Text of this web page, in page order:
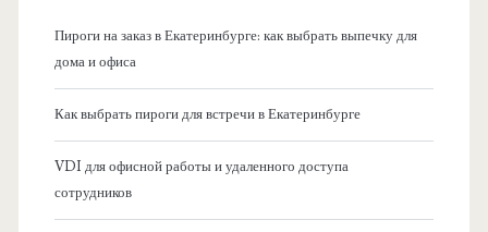
Пироги на заказ в Екатеринбурге: как выбрать выпечку для
дома и офиса
Как выбрать пироги для встречи в Екатеринбурге
VDI для офисной работы и удаленного доступа
сотрудников